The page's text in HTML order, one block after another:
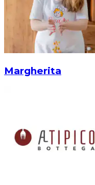
Margherita